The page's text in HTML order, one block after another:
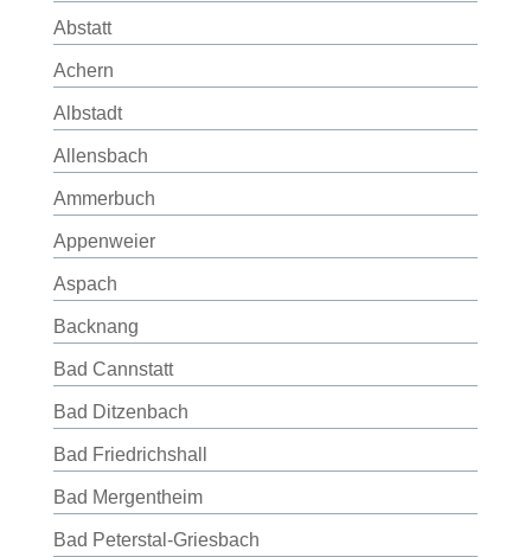
Abstatt
Achern
Albstadt
Allensbach
Ammerbuch
Appenweier
Aspach
Backnang
Bad Cannstatt
Bad Ditzenbach
Bad Friedrichshall
Bad Mergentheim
Bad Peterstal-Griesbach